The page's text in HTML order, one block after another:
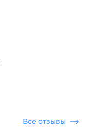
Все отзывы